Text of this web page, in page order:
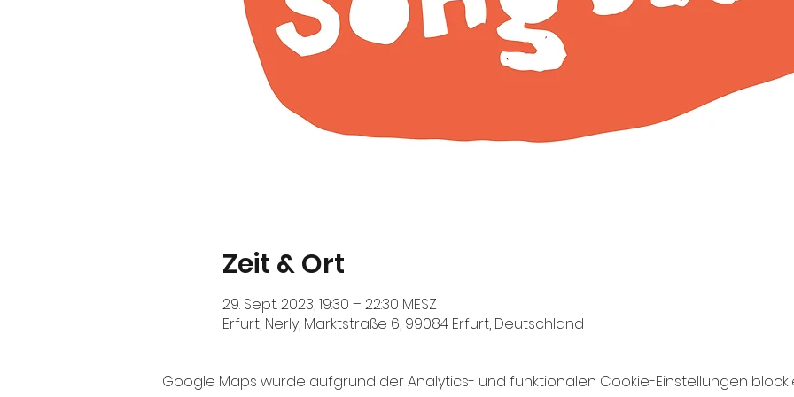
Zeit & Ort
29. Sept. 2023, 19:30 – 22:30 MESZ
Erfurt, Nerly, Marktstraße 6, 99084 Erfurt, Deutschland
Google Maps wurde aufgrund der Analytics- und funktionalen Cookie-Einstellungen